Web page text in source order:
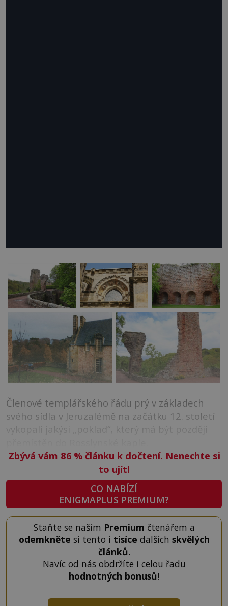
Členové templářského řádu prý v základech
svého sídla v Jeruzalémě na začátku 12. století
vykopali jakýsi „poklad“, který má být později
Zbývá vám 86 %článku k dočtení. Nenechte si
to ujít!
CO NABÍZÍ
ENIGMAPLUS PREMIUM?
Staňte se naším Premium čtenářem a
odemkněte si tento i tisíce dalších skvělých
článků.
Navíc od nás obdržíte i celou řadu
hodnotných bonusů!